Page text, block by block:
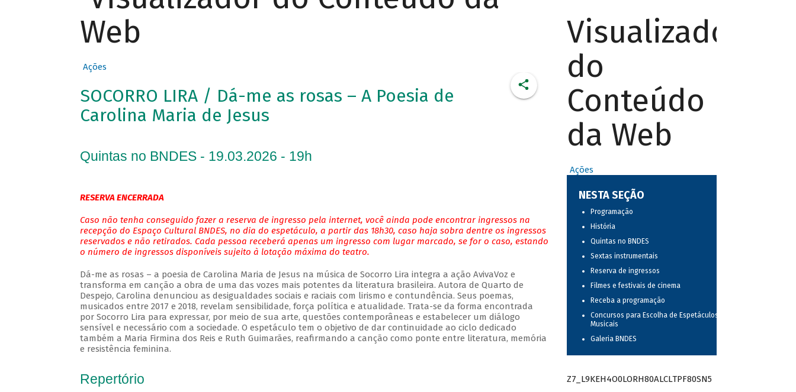
Web
Ações
SOCORRO LIRA / Dá-me as rosas – A Poesia de
Carolina Maria de Jesus
Quintas no BNDES - 19.03.2026 - 19h
RESERVA ENCERRADA
Caso não tenha conseguido fazer a reserva de ingresso pela internet, você ainda pode encontrar ingressos na
recepção do Espaço Cultural BNDES, no dia do espetáculo, a partir das 18h30, caso haja sobra dentre os ingressos
reservados e não retirados. Cada pessoa receberá apenas um ingresso com lugar marcado, se for o caso, estando
o número de ingressos disponíveis sujeito à lotação máxima do teatro.
Dá-me as rosas – a poesia de Carolina Maria de Jesus na música de Socorro Lira integra a ação AvivaVoz e
transforma em canção a obra de uma das vozes mais potentes da literatura brasileira. Autora de Quarto de
Despejo, Carolina denunciou as desigualdades sociais e raciais com lirismo e contundência. Seus poemas,
musicados entre 2017 e 2018, revelam sensibilidade, força política e atualidade. Trata-se da forma encontrada
por Socorro Lira para expressar, por meio de sua arte, questões contemporâneas e estabelecer um diálogo
sensível e necessário com a sociedade. O espetáculo tem o objetivo de dar continuidade ao ciclo dedicado
também a Maria Firmina dos Reis e Ruth Guimarães, reafirmando a canção como ponte entre literatura, memória
e resistência feminina.
Repertório
Visualizador
do
Conteúdo
da Web
Ações
NESTA SEÇÃO
Programação
História
Quintas no BNDES
Sextas instrumentais
Reserva de ingressos
Filmes e festivais de cinema
Receba a programação
Concursos para Escolha de Espetáculos
Musicais
Galeria BNDES
Z7_L9KEH4O0LORH80ALCLTPF80SN5